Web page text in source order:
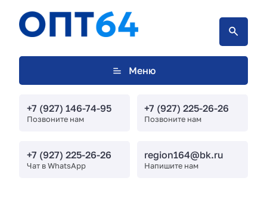
Меню
+7 (927) 146-74-95
Позвоните нам
+7 (927) 225-26-26
Позвоните нам
+7 (927) 225-26-26
Чат в WhatsApp
region164@bk.ru
Напишите нам